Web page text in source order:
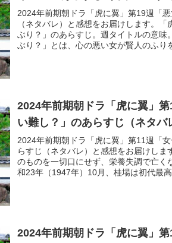
2024年前期朝ドラ「虎に翼」第19週「
（ネタバレ）と感想をお届けします。
ぶり？」のあらすじ。週タイトルの意味
ぶり？」とは、心の悪い女が賢人のふり
2024年前期朝ドラ「虎に翼」
い難し？」のあらすじ（ネタバ
2024年前期朝ドラ「虎に翼」第11週「
らすじ（ネタバレ）と感想をお届けしま
のものを一切口にせず、栄養失調で亡く
和23年（1947年）10月、桂場は初代最
2024年前期朝ドラ「虎に翼」